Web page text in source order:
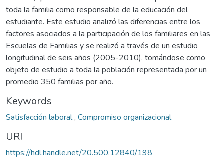
toda la familia como responsable de la educación del
estudiante. Este estudio analizó las diferencias entre los
factores asociados a la participación de los familiares en las
Escuelas de Familias y se realizó a través de un estudio
longitudinal de seis años (2005-2010), tomándose como
objeto de estudio a toda la población representada por un
promedio 350 familias por año.
Keywords
Satisfacción laboral, Compromiso organizacional
URI
https://hdl.handle.net/20.500.12840/198